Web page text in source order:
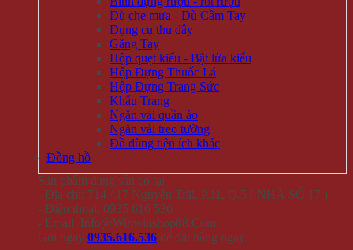
Dù che mưa - Dù Cầm Tay
Dụng cụ thu dây
Găng Tay
Hộp quẹt kiểu - Bật lửa kiểu
Hộp Đựng Thuốc Lá
Hộp Đựng Trang Sức
Khẩu Trang
Ngăn vải quần áo
Ngăn vải treo tường
Đồ dùng tiện ích khác
Đồng hồ
Sản phẩm đang sẵn có tại
- Địa chỉ: 714 / 17 Nguyễn Trãi, P.11, Q.5 ( NHÀ SỐ 17 )
- Điện thoại: 0935 616 536
- Email: Info@Winwinshop88.Com
Gọi ngay 0935.616.536 để đặt hàng ngay.